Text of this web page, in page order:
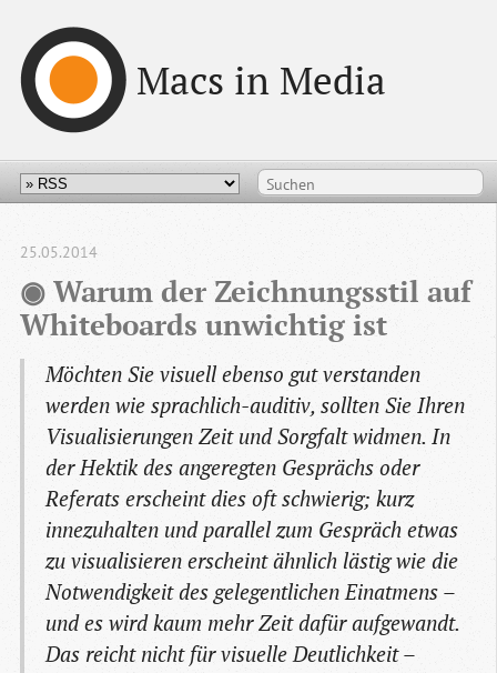
Macs in Media
◉ Warum der Zeichnungsstil auf
Whiteboards unwichtig ist
25.05.2014
Möchten Sie visuell ebenso gut verstanden
werden wie sprachlich-auditiv, sollten Sie Ihren
Visualisierungen Zeit und Sorgfalt widmen. In
der Hektik des angeregten Gesprächs oder
Referats erscheint dies oft schwierig; kurz
innezuhalten und parallel zum Gespräch etwas
zu visualisieren erscheint ähnlich lästig wie die
Notwendigkeit des gelegentlichen Einatmens –
und es wird kaum mehr Zeit dafür aufgewandt.
Das reicht nicht für visuelle Deutlichkeit –